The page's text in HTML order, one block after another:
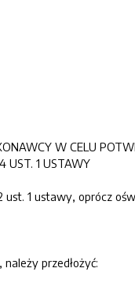
W CELU
UST. 1 USTAWY
1 ustawy, oprócz
przedłożyć: